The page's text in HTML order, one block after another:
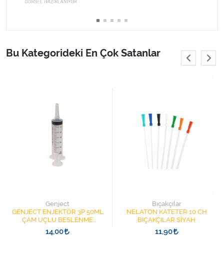
Bu Kategorideki En Çok Satanlar
Genject
GENJECT ENJEKTÖR 3P 50ML
ÇAM UÇLU BESLENME
ŞIRINGASI 1852412 KATATER
UÇLU
14,00
Bıçakçılar
NELATON KATETER 10 CH
BIÇAKÇILAR SİYAH
11,90